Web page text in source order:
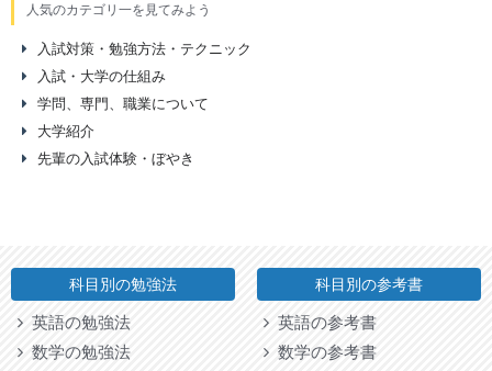
人気のカテゴリ一を見てみよう
入試対策・勉強方法・テクニック
入試・大学の仕組み
学問、専門、職業について
大学紹介
先輩の入試体験・ぼやき
科目別の勉強法
英語の勉強法
数学の勉強法
科目別の参考書
英語の参考書
数学の参考書